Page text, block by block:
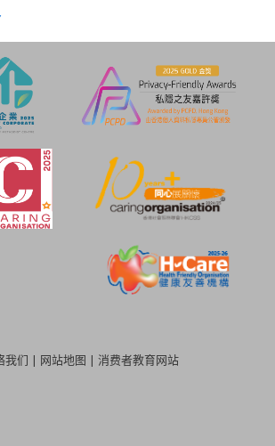
我们 | 网站地图 | 消费者教育网站